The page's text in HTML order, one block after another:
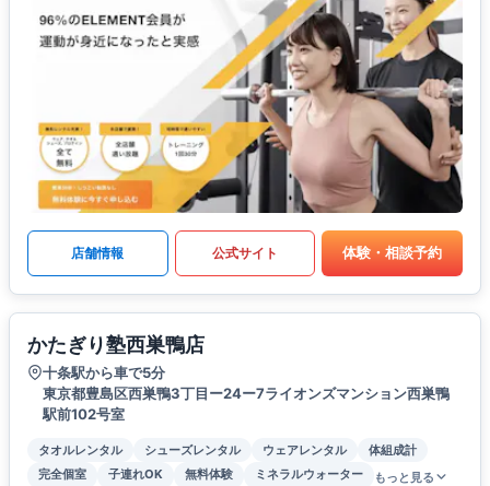
店舗情報 公式サイト 体験・相談予約
かたぎり塾西巣鴨店
十条駅から車で5分
東京都豊島区西巣鴨3丁目ー24ー7ライオンズマンション西巣鴨
駅前102号室
タオルレンタル シューズレンタル ウェアレンタル
体組成計
完全個室
子連れOK 無料体験 ミネラルウォーター もっと見る